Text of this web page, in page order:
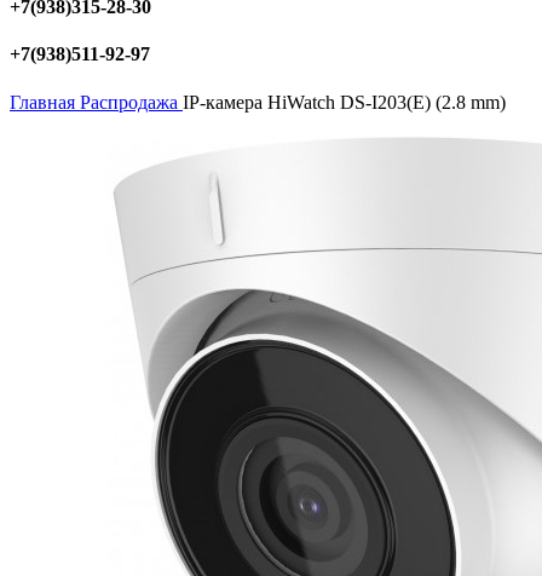
+7(938)315-28-30
+7(938)511-92-97
Главная Распродажа IP-камера HiWatch DS-I203(E) (2.8 mm)